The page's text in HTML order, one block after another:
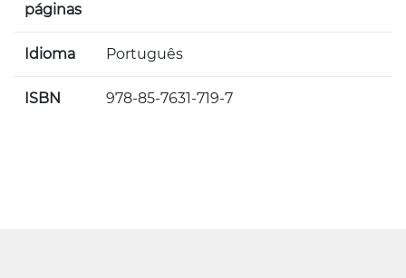
páginas
Idioma Português
ISBN 978-85-7631-719-7